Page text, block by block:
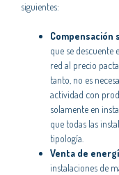
siguientes:
Compensación
que se descuente
red al precio
tanto, no es
actividad con
solamente en
que todas las
tipología.
Venta de
instalaciones de